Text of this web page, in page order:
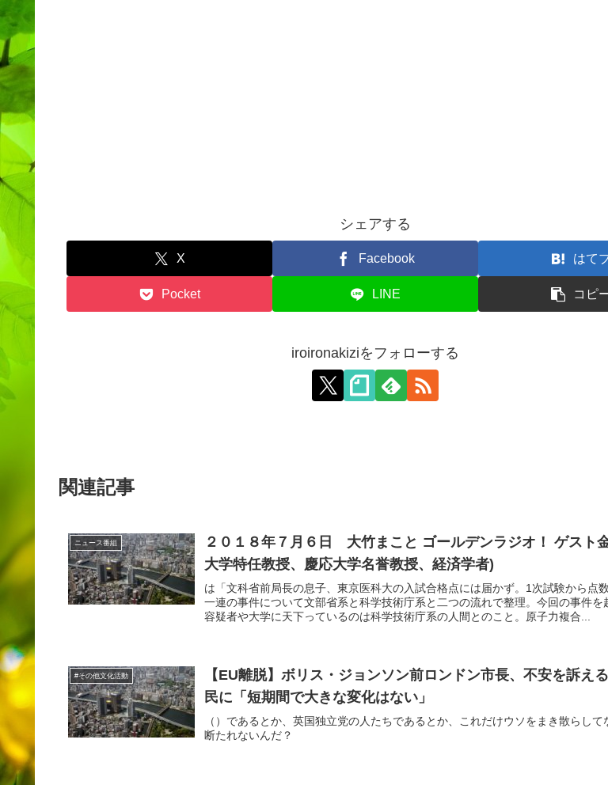
シェアする
X Facebook はて
Pocket LINE コピ
iroironakiziをフォローする
関連記事
ニュース番組
２０１８年７月６日 大竹まこと ゴールデンラジオ！ ゲスト
大学特任教授、慶応大学名誉教授、経済学者)
は「文科省前局長の息子、東京医科大の入試合格点には届かず。1次試験から点
一連の事件について文部省系と科学技術庁系と二つの流れで整理。今回の事件を
容疑者や大学に天下っているのは科学技術庁系の人間とのこと。原子力複合...
#その他文化活動
【EU離脱】ボリス・ジョンソン前ロンドン市長、不安を訴え
民に「短期間で大きな変化はない」
（）であるとか、英国独立党の人たちであるとか、これだけウソをまき散らして
断たれないんだ？